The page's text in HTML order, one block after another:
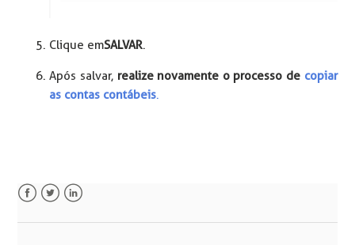
Clique emSALVAR.
Após salvar, realize novamente o processo de copiar
as contas contábeis.